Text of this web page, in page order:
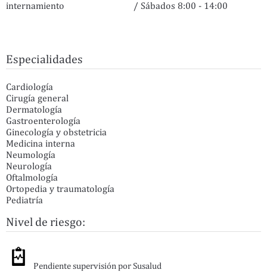
internamiento
/ Sábados 8:00 - 14:00
Especialidades
Cardiología
Cirugía general
Dermatología
Gastroenterología
Ginecología y obstetricia
Medicina interna
Neumología
Neurología
Oftalmología
Ortopedia y traumatología
Pediatría
Nivel de riesgo:
Pendiente supervisión por Susalud